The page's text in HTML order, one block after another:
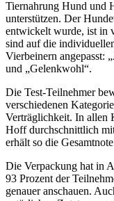
Tiernahrung Hund und
unterstützen. Der
entwickelt wurde, ist in
sind auf die
Vierbeinern angepasst:
und „Gelenkwohl“.
Die Test-Teilnehmer
verschiedenen
Verträglichkeit. In allen
Hoff durchschnittlich
erhält so die
Die Verpackung hat in
93 Prozent der
genauer anschauen.